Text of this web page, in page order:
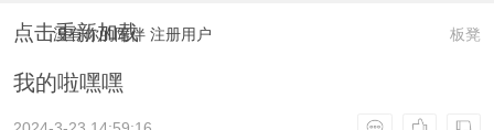
点击重新加载 板凳
没有你的陪伴 注册用户
我的啦嘿嘿